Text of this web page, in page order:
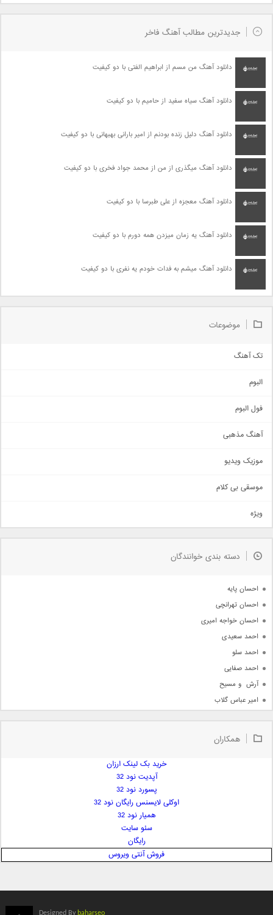
جدیدترین مطالب آهنگ فاخر
دانلود آهنگ من مسم از ابراهیم الفتی با دو کیفیت
دانلود آهنگ سیاه سفید از حامیم با دو کیفیت
دانلود آهنگ دلیل زنده بودنم از امیر بارانی بهبهانی با دو کیفیت
دانلود آهنگ میگذری از من از محمد جواد فخری با دو کیفیت
دانلود آهنگ معجزه از علی طبرسا با دو کیفیت
دانلود آهنگ یه زمان میزدن همه دورم با دو کیفیت
دانلود آهنگ میشم به فدات خودم یه نفری با دو کیفیت
موضوعات
تک آهنگ
اجتماعی
حماسی
سنتی
اهنگ بندرعباسی
دمو
مذهبی
جدیدترین ها
البوم
فول البوم
آهنگ مذهبی
موزیک ویدیو
موسقی بی کلام
ویژه
دسته بندی خوانندگان
احسان پایه
احسان تهرانچی
احسان خواجه امیری
احمد سعیدی
احمد سلو
احمد صفایی
آرش  و مسیح
امیر عباس گلاب
امیر علی
ایمان غلامی
بابک جهانبخش
همکاران
خرید بک لینک ارزان
آپدیت نود 32
پسورد نود 32
اوکلی لایسنس رایگان نود 32
همیار نود 32
سئو سایت
رایگان
فروش آنتی ویروس
Designed By baharseo